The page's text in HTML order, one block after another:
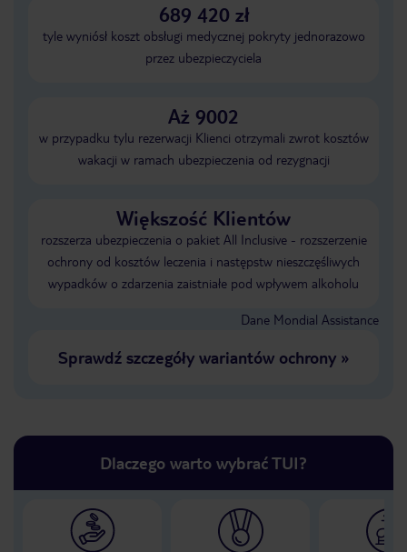
689 420 zł
tyle wyniósł koszt obsługi medycznej pokryty jednorazowo
przez ubezpieczyciela
Aż 9002
w przypadku tylu rezerwacji Klienci otrzymali zwrot kosztów
wakacji w ramach ubezpieczenia od rezygnacji
Większość Klientów
rozszerza ubezpieczenia o pakiet All Inclusive - rozszerzenie
ochrony od kosztów leczenia i następstw nieszczęśliwych
wypadków o zdarzenia zaistniałe pod wpływem alkoholu
Dane Mondial Assistance
Sprawdź szczegóły wariantów ochrony»
Dlaczego warto wybrać TUI?